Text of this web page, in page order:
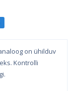
on ühilduv
Kontrolli